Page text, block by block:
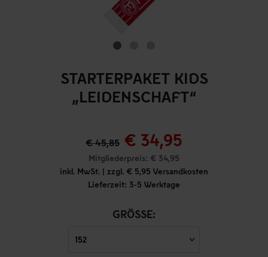
STARTERPAKET KIDS
„LEIDENSCHAFT“
€ 45,85 € 34,95
Mitgliederpreis: € 34,95
inkl. MwSt. | zzgl. € 5,95 Versandkosten
Lieferzeit: 3-5 Werktage
GRÖSSE: